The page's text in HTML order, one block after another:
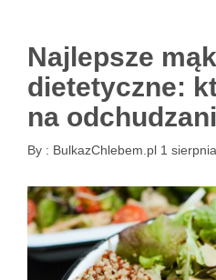
Najlepsze
dietetyczne:
na
By : BulkazChlebem.pl 1